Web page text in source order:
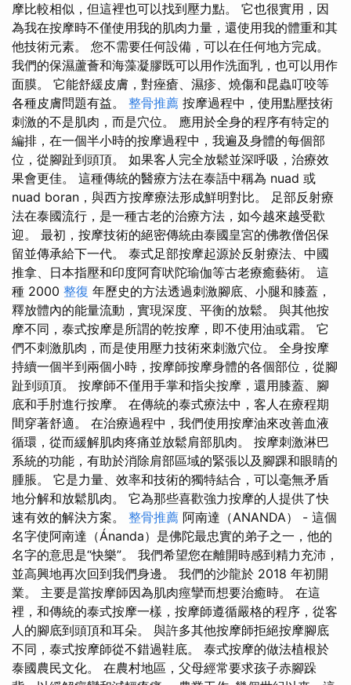
摩比較相似，但這裡也可以找到壓力點。 它也很實用，因
為我在按摩時不僅使用我的肌肉力量，還使用我的體重和其
他技術元素。 您不需要任何設備，可以在任何地方完成。
我們的保濕蘆薈和海藻凝膠既可以用作洗面乳，也可以用作
面膜。 它能舒緩皮膚，對痤瘡、濕疹、燒傷和昆蟲叮咬等
各種皮膚問題有益。 整骨推薦 按摩過程中，使用點壓技術
刺激的不是肌肉，而是穴位。 應用於全身的程序有特定的
編排，在一個半小時​​的按摩過程中，我遍及身體的每個部
位，從腳趾到頭頂。 如果客人完全放鬆並深呼吸，治療效
果會更佳。 這種傳統的醫療方法在泰語中稱為 nuad 或
nuad boran，與西方按摩療法形成鮮明對比。 足部反射療
法在泰國流行，是一種古老的治療方法，如今越來越受歡
迎。 最初，按摩技術的絕密傳統由泰國皇宮的佛教僧侶保
留並傳承給下一代。 泰式足部按摩起源於反射療法、中國
推拿、日本指壓和印度阿育吠陀瑜伽等古老療癒藝術。 這
種 2000 整復 年歷史的方法透過刺激腳底、小腿和膝蓋，
釋放體內的能量流動，實現深度、平衡的放鬆。 與其他按
摩不同，泰式按摩是所謂的乾按摩，即不使用油或霜。 它
們不刺激肌肉，而是使用壓力技術來刺激穴位。 全身按摩
持續一個半到兩個小時，按摩師按摩身體的各個部位，從腳
趾到頭頂。 按摩師不僅用手掌和指尖按摩，還用膝蓋、腳
底和手肘進行按摩。 在傳統的泰式療法中，客人在療程期
間穿著舒適。 在治療過程中，我們使用按摩油來改善血液
循環，從而緩解肌肉疼痛並放鬆肩部肌肉。 按摩刺激淋巴
系統的功能，有助於消除肩部區域的緊張以及腳踝和眼睛的
腫脹。 它是力量、效率和技術的獨特結合，可以毫無矛盾
地分解和放鬆肌肉。 它為那些喜歡強力按摩的人提供了快
速有效的解決方案。 整骨推薦 阿南達（ANANDA） - 這個
名字使阿南達（Ánanda）是佛陀最忠實的弟子之一，他的
名字的意思是“快樂”。 我們希望您在離開時感到精力充沛，
並高興地再次回到我們身邊。 我們的沙龍於 2018 年初開
業。 主要是當按摩師因為肌肉痙攣而想要治癒時。 在這
裡，和傳統的泰式按摩一樣，按摩師遵循嚴格的程序，從客
人的腳底到頭頂和耳朵。 與許多其他按摩師拒絕按摩腳底
不同，泰式按摩師從不錯過鞋底。 泰式按摩的做法植根於
泰國農民文化。 在農村地區，父母經常要求孩子赤腳跺